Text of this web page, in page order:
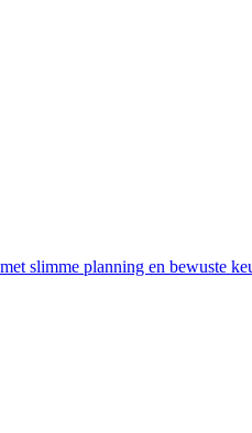
slimme planning en bewuste